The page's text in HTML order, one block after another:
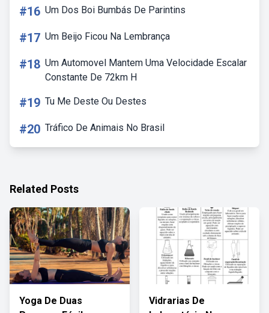
#16 Um Dos Boi Bumbás De Parintins
#17 Um Beijo Ficou Na Lembrança
#18 Um Automovel Mantem Uma Velocidade Escalar
Constante De 72km H
#19 Tu Me Deste Ou Destes
#20 Tráfico De Animais No Brasil
Related Posts
Yoga De Duas
Vidrarias De